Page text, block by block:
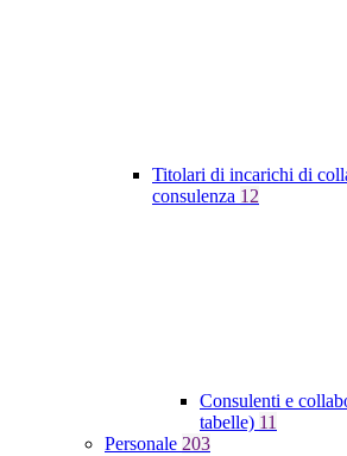
Titolari di incarichi di
consulenza 12
Consulenti e
tabelle) 11
Personale 203